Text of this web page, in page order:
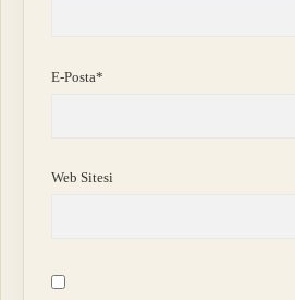
E-Posta*
Web Sitesi